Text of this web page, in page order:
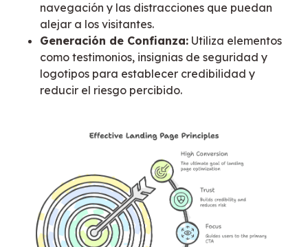
navegación y las distracciones que puedan
alejar a los visitantes.
Generación de Confianza: Utiliza elementos
como testimonios, insignias de seguridad y
logotipos para establecer credibilidad y
reducir el riesgo percibido.